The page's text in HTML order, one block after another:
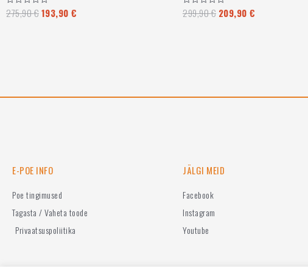
Hinnanguga
0
275,90€193,90 €
Hinnanguga
0
299,90€ 209,90 €
E-POE INFO
Poe tingimused
Tagasta / Vaheta toode
Privaatsuspoliitika
JÄLGI MEID
Facebook
Instagram
Youtube